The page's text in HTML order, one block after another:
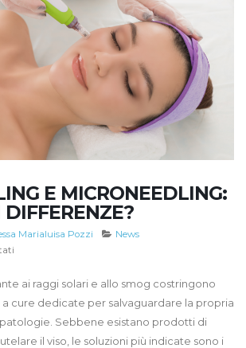
E MICRONEEDLING:
Marialuisa Pozzi
News
su
e
microneedling:
differenze?
ai raggi solari e allo smog costringono
cure dedicate per salvaguardare la propria
Sebbene esistano prodotti di
il viso, le soluzioni più indicate sono i